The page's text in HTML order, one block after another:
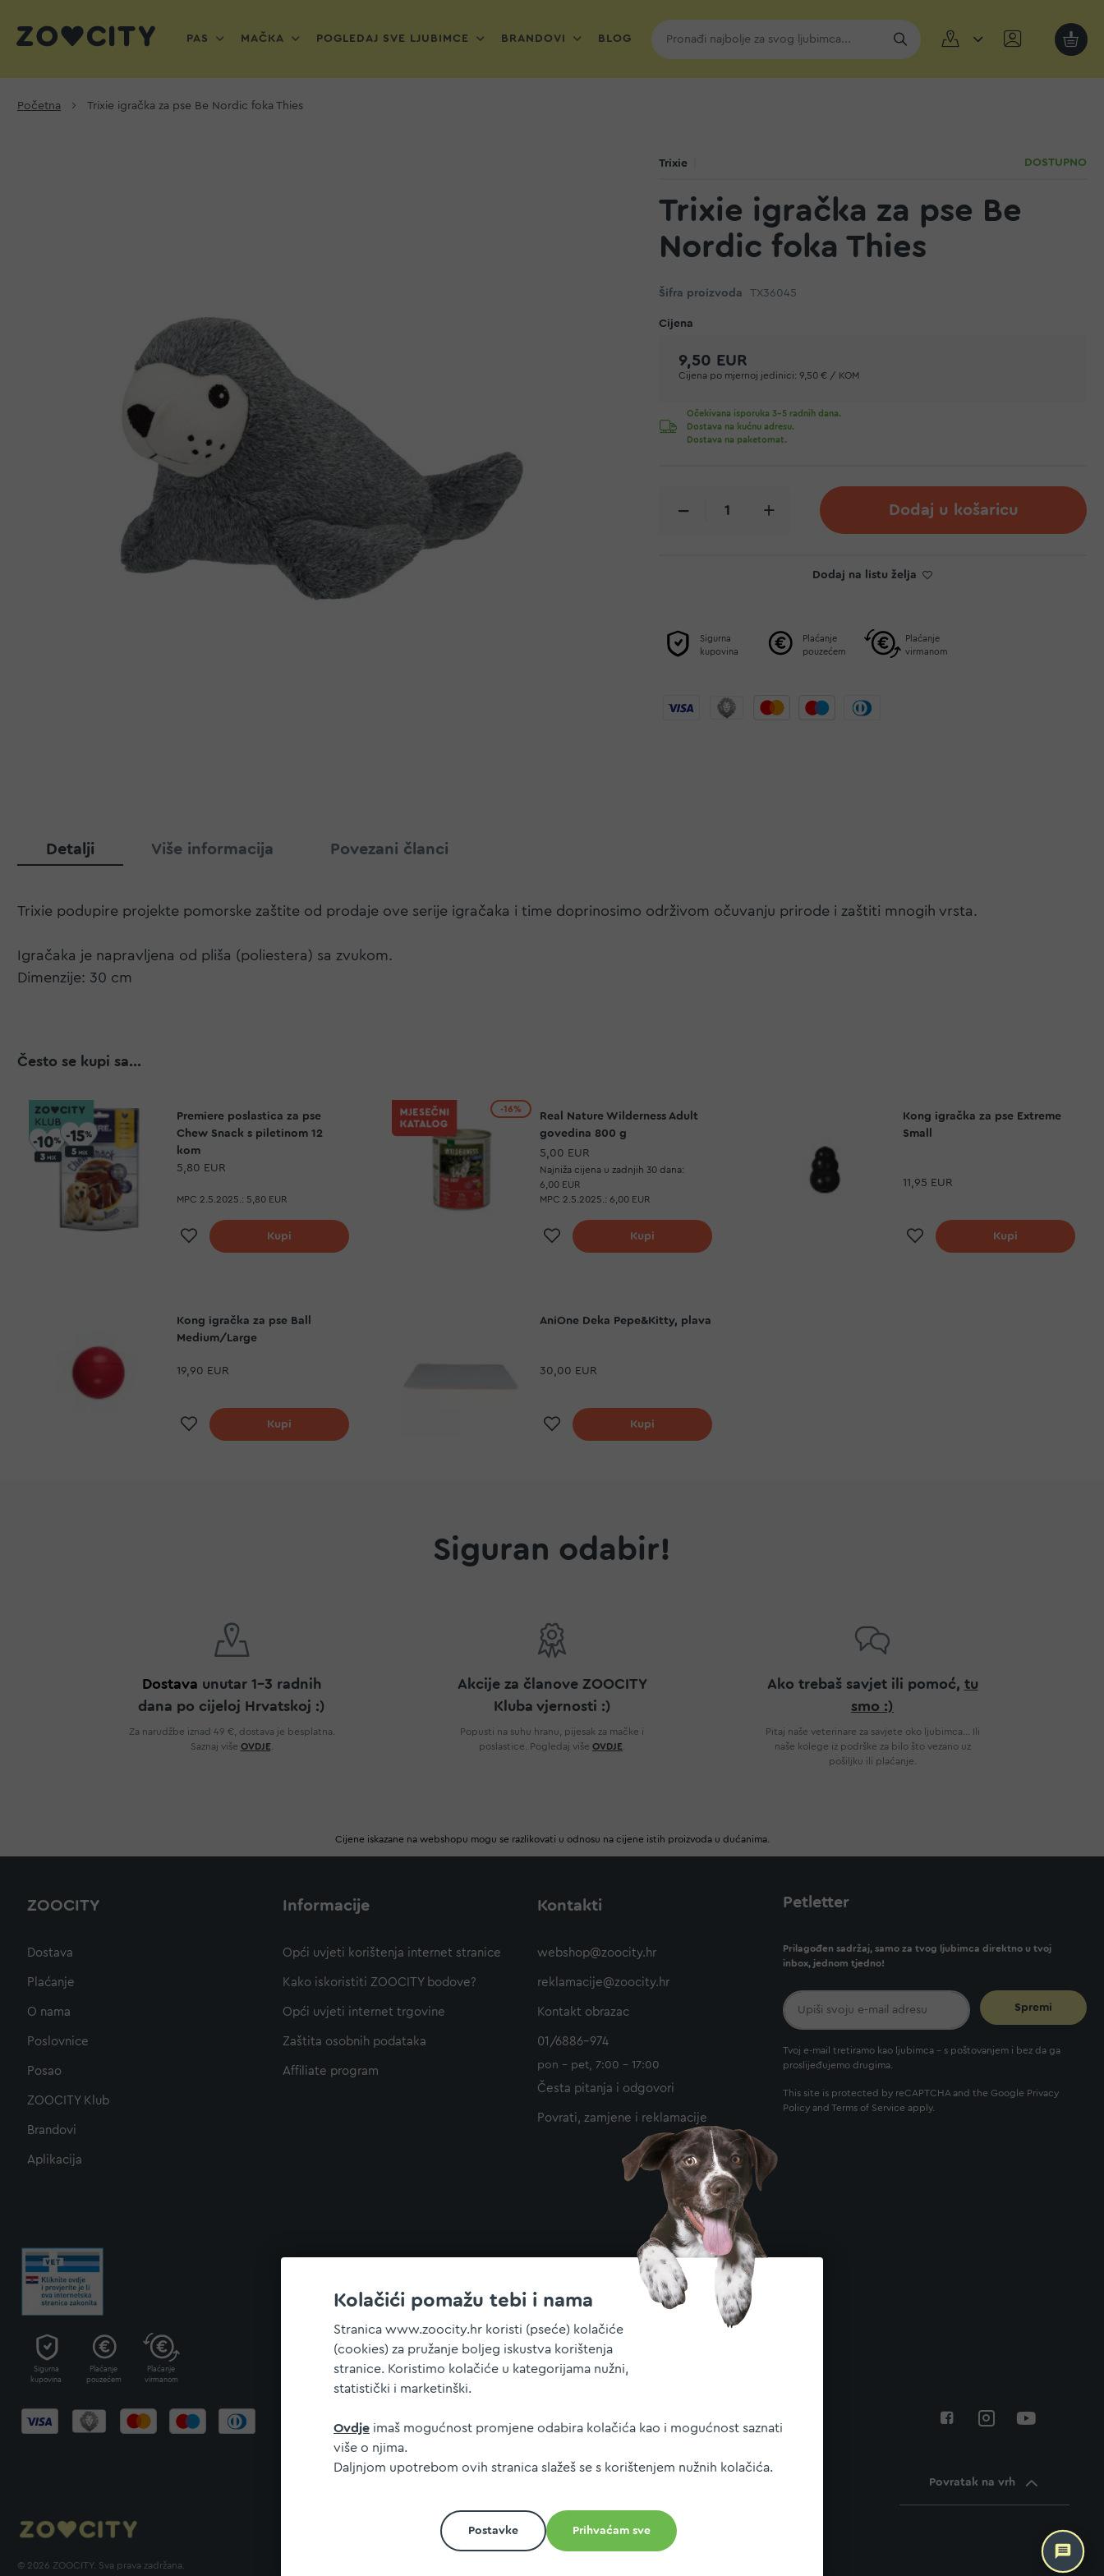
Kolačići pomažu tebi i nama
Stranica www.zoocity.hr koristi (pseće) kolačiće
(cookies) za pružanje boljeg iskustva korištenja
stranice. Koristimo kolačiće u kategorijama nužni,
statistički i marketinški.
Ovdje imaš mogućnost promjene odabira kolačića kao i mogućnost saznati
više o njima.
Daljnjom upotrebom ovih stranica slažeš se s korištenjem nužnih kolačića.
Postavke Prihvaćam sve
PAS MAČKA POGLEDAJ SVE LJUBIMCE BRANDOVI BLOG
Moja
Početna Trixie igračka za pse Be Nordic foka Thies
Trixie DOSTUPNO
Trixie igračka za pse Be
Nordic foka Thies
Šifra proizvoda TX36045
9,50 EUR
Cijena po mjernoj jedinici: 9,50 € / KOM
Očekivana isporuka 3-5 radnih dana.
Dostava na kućnu adresu.
Dostava na paketomat.
Dodaj u košaricu
Dodaj na listu želja
Sigurna
kupovina
Plaćanje
pouzećem
Plaćanje
virmanom
Detalji
Trixie podupire projekte pomorske zaštite od prodaje ove serije igračaka i time doprinosimo održivom očuvanju prirode i zaštiti mnogih vrsta.
Igračaka je napravljena od pliša (poliestera) sa zvukom.
Dimenzije: 30 cm
Više informacija Povezani članci
Često se kupi sa...
Premiere poslastica za pse
Chew Snack s piletinom 12
kom
5,80 EUR
MPC 2.5.2025.: 5,80 EUR
Dodaj na listu želja
Kupi
-16%
Real Nature Wilderness Adult
govedina 800 g
5,00 EUR
Najniža cijena u zadnjih 30 dana:
6,00 EUR
MPC 2.5.2025.: 6,00 EUR
Dodaj na listu želja
Kupi
Kong igračka za pse Extreme
Small
11,95 EUR
Dodaj na listu želja
Kupi
Kong igračka za pse Ball
Medium/Large
19,90 EUR
Dodaj na listu želja
Kupi
AniOne Deka Pepe&Kitty, plava
30,00 EUR
Dodaj na listu želja
Kupi
Siguran odabir!
Dostava unutar 1-3 radnih
dana po cijeloj Hrvatskoj :)
Za narudžbe iznad 49 €, dostava je besplatna.
Saznaj više OVDJE
Akcije za članove ZOOCITY
Kluba vjernosti :)
Popusti na suhu hranu, pijesak za mačke i
poslastice. Pogledaj više OVDJE
Ako trebaš savjet ili pomoć, tu
smo :)
Pitaj naše veterinare za savjete oko ljubimca... Ili
naše kolege iz podrške za bilo što vezano uz
pošiljku ili plaćanje.
Cijene iskazane na webshopu mogu se razlikovati u odnosu na cijene istih proizvoda u dućanima.
ZOOCITY
Dostava
Plaćanje
O nama
Poslovnice
Posao
ZOOCITY Klub
Brandovi
Aplikacija
Informacije
Opći uvjeti korištenja internet stranice
Kako iskoristiti ZOOCITY bodove?
Opći uvjeti internet trgovine
Zaštita osobnih podataka
Affiliate program
Kontakti
webshop@zoocity.hr
reklamacije@zoocity.hr
Kontakt obrazac
01/6886-974
pon - pet, 7:00 - 17:00
Česta pitanja i odgovori
Povrati, zamjene i reklamacije
Petletter
Prilagođen sadržaj, samo za tvog ljubimca direktno u tvoj
inbox, jednom tjedno!
Spremi
Tvoj e-mail tretiramo kao ljubimca - s poštovanjem i bez da ga
proslijeđujemo drugima.
This site is protected by reCAPTCHA and the Google Privacy
Policy and Terms of Service apply.
Sigurna
kupovina
Plaćanje
pouzećem
Plaćanje
virmanom
Povratak na vrh
© 2026 ZOOCITY. Sva prava zadržana.